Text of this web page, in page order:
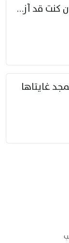
أفاطم مهلا بعض هذا التدلل … وإن كنت قد أزمعت صرمي فأجملي
غايتاها